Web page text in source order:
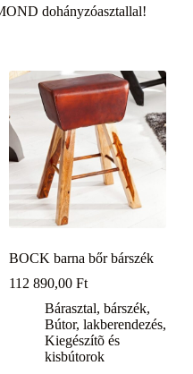
dohányzóasztallal!
BOCK barna bőr bárszék
112 890,00Ft
Bárasztal, bárszék,
Bútor, lakberendezés,
Kiegészítõ és
kisbútorok